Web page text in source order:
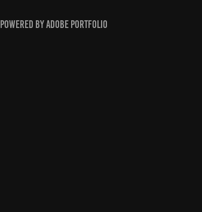
Powered byAdobe Portfolio